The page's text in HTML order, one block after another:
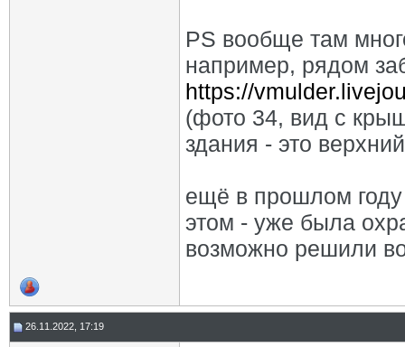
PS вообще там
например, рядом
https://
(фото 34, вид с
здания - это
ещё в прошлом
этом - уже была
возможно решили
26.11.2022, 17:19